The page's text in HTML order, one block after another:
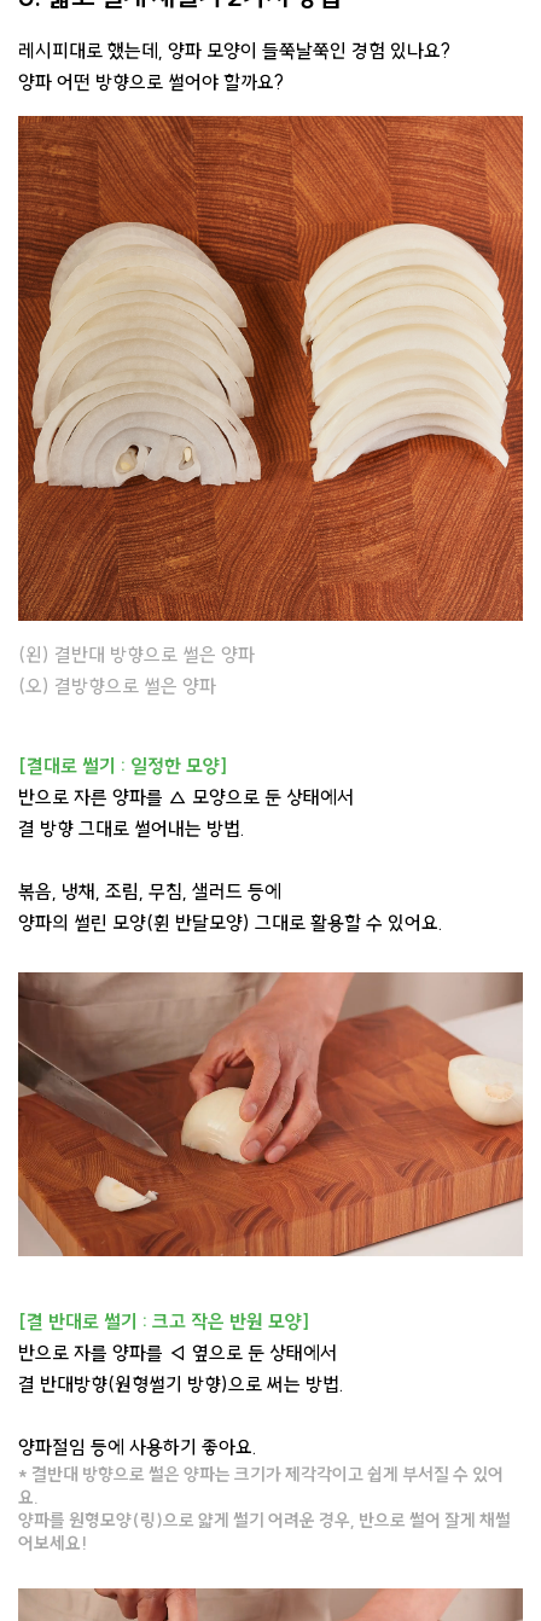
레시피대로 했는데, 양파 모양이 들쭉날쭉인 경험 있나요?
양파 어떤 방향으로 썰어야 할까요?
(왼) 결반대 방향으로 썰은 양파
(오) 결방향으로 썰은 양파
[결대로 썰기 : 일정한 모양]
반으로 자른 양파를 △ 모양으로 둔 상태에서
결 방향 그대로 썰어내는 방법.
볶음, 냉채, 조림, 무침, 샐러드 등에
양파의 썰린 모양(휜 반달모양) 그대로 활용할 수 있어요.
[결 반대로 썰기 : 크고 작은 반원 모양]
반으로 자를 양파를 ◁ 옆으로 둔 상태에서
결 반대방향(원형썰기 방향)으로 써는 방법.
양파절임 등에 사용하기 좋아요.
* 결반대 방향으로 썰은 양파는 크기가 제각각이고 쉽게 부서질 수 있어
요.
양파를 원형모양(링)으로 얇게 썰기 어려운 경우, 반으로 썰어 잘게 채썰
어보세요!